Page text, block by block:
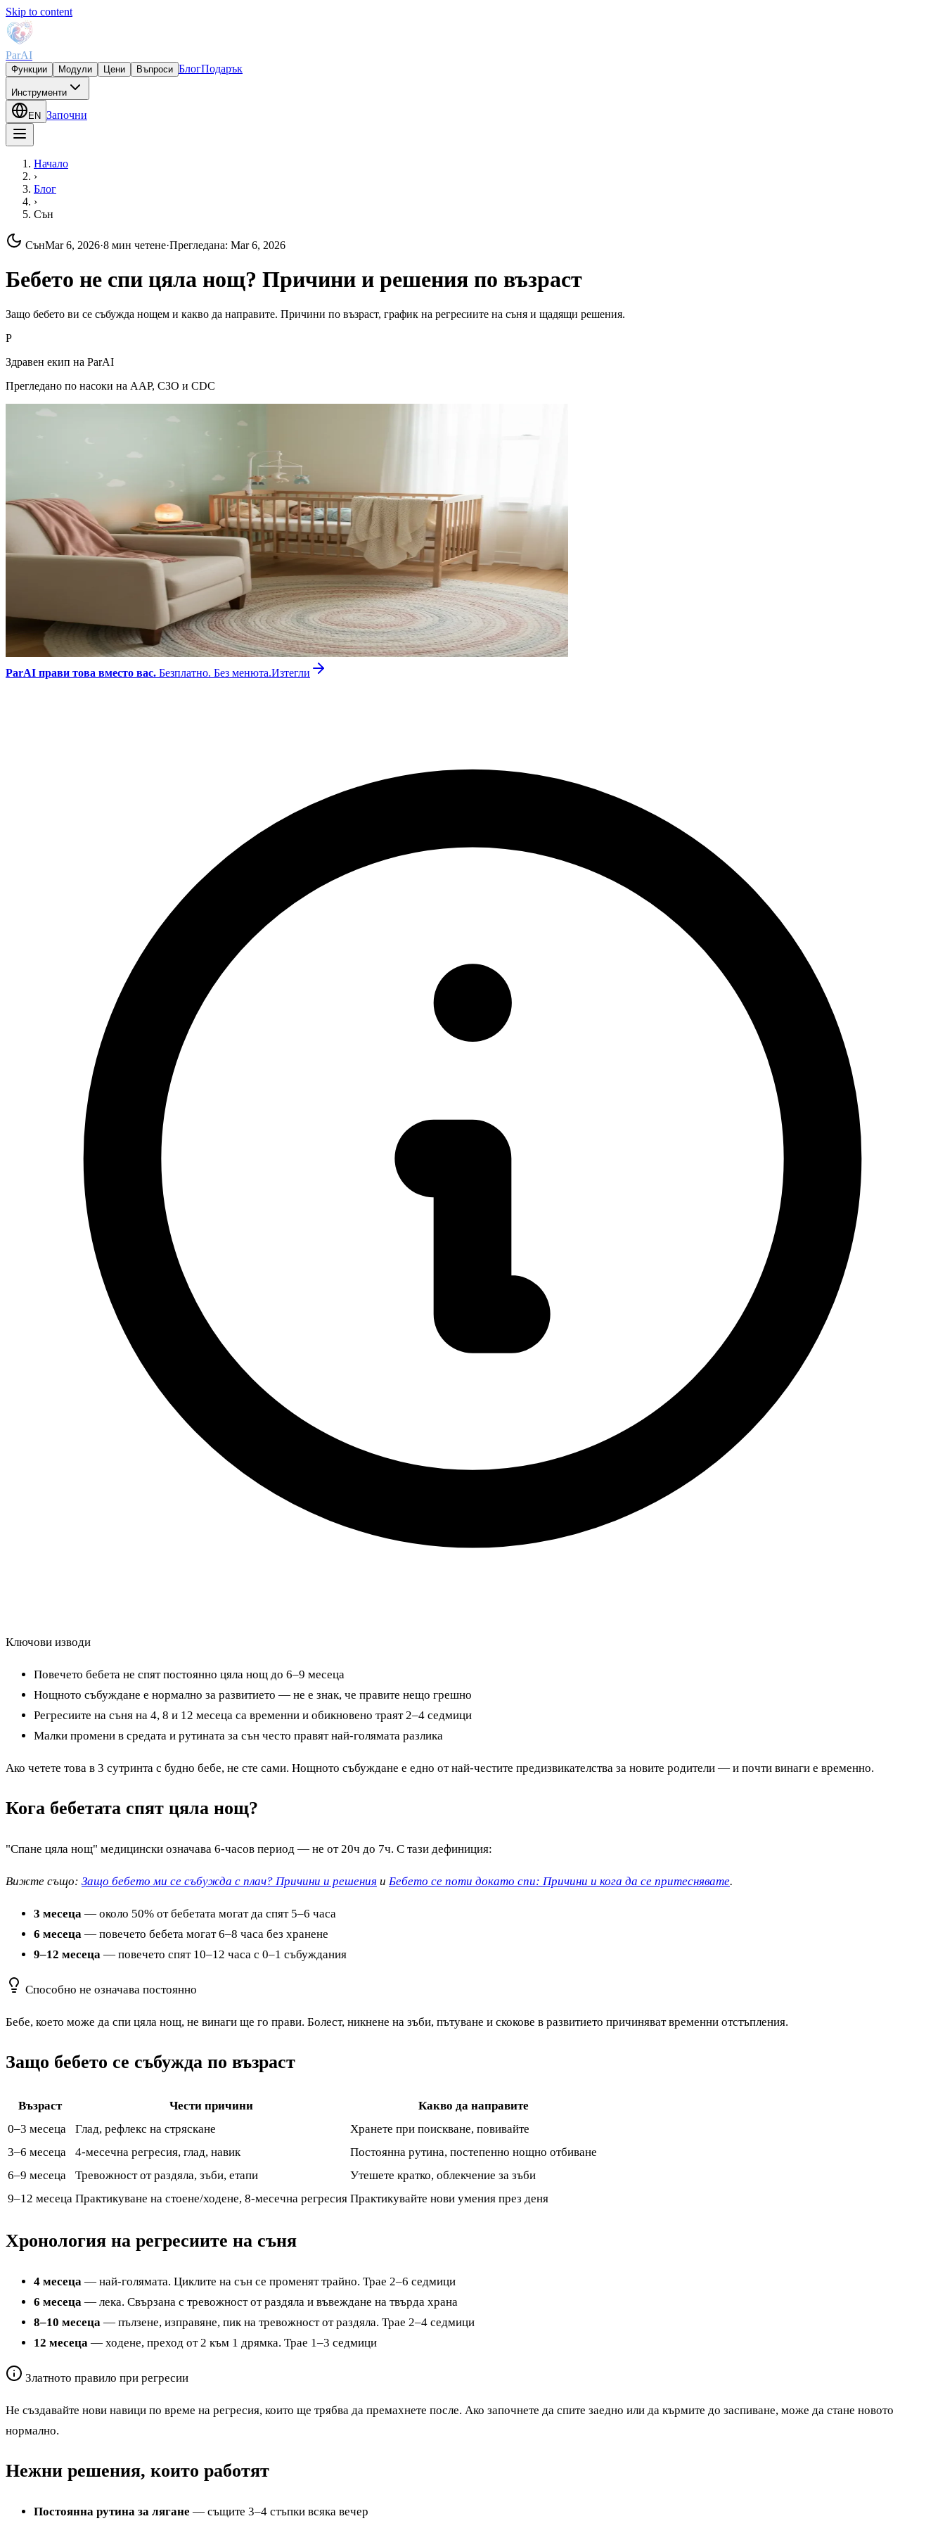
Skip to content
ParAI
Функции Модули Цени Въпроси БлогПодарък
Инструменти
EN Започни
Начало
›
Блог
›
Сън
СънMar 6, 2026·8 мин четене·Прегледана: Mar 6, 2026
Бебето не спи цяла нощ? Причини и решения по възраст
Защо бебето ви се събужда нощем и какво да направите. Причини по възраст, график на регресиите на съня и щадящи решения.
P
Здравен екип на ParAI
Прегледано по насоки на AAP, СЗО и CDC
ParAI прави това вместо вас. Безплатно. Без менюта.Изтегли
Ключови изводи
Повечето бебета не спят постоянно цяла нощ до 6–9 месеца
Нощното събуждане е нормално за развитието — не е знак, че правите нещо грешно
Регресиите на съня на 4, 8 и 12 месеца са временни и обикновено траят 2–4 седмици
Малки промени в средата и рутината за сън често правят най-голямата разлика
Ако четете това в 3 сутринта с будно бебе, не сте сами. Нощното събуждане е едно от най-честите предизвикателства за новите родители — и почти винаги е временно.
Кога бебетата спят цяла нощ?
"Спане цяла нощ" медицински означава 6-часов период — не от 20ч до 7ч. С тази дефиниция:
Вижте също: Защо бебето ми се събужда с плач? Причини и решения и Бебето се поти докато спи: Причини и кога да се притеснявате.
3 месеца — около 50% от бебетата могат да спят 5–6 часа
6 месеца — повечето бебета могат 6–8 часа без хранене
9–12 месеца — повечето спят 10–12 часа с 0–1 събуждания
Способно не означава постоянно
Бебе, което може да спи цяла нощ, не винаги ще го прави. Болест, никнене на зъби, пътуване и скокове в развитието причиняват временни отстъпления.
Защо бебето се събужда по възраст
Възраст Чести причини
Какво да направите
0–3 месеца
Глад, рефлекс на стряскане
Хранете при поискване, повивайте
3–6 месеца
4-месечна регресия, глад, навик
Постоянна рутина, постепенно нощно отбиване
6–9 месеца
Тревожност от раздяла, зъби, етапи
Утешете кратко, облекчение за зъби
9–12 месеца Практикуване на стоене/ходене, 8-месечна регресия Практикувайте нови умения през деня
Хронология на регресиите на съня
4 месеца — най-голямата. Циклите на сън се променят трайно. Трае 2–6 седмици
6 месеца — лека. Свързана с тревожност от раздяла и въвеждане на твърда храна
8–10 месеца — пълзене, изправяне, пик на тревожност от раздяла. Трае 2–4 седмици
12 месеца — ходене, преход от 2 към 1 дрямка. Трае 1–3 седмици
Златното правило при регресии
Не създавайте нови навици по време на регресия, които ще трябва да премахнете после. Ако започнете да спите заедно или да кърмите до заспиване, може да стане новото
нормално.
Нежни решения, които работят
Постоянна рутина за лягане — същите 3–4 стъпки всяка вечер